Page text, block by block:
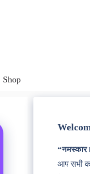
Shop
“नमस्कार
आप सभी